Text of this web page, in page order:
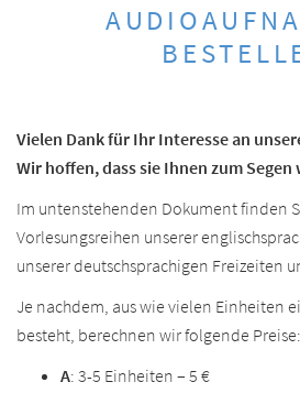
Vielen Dank für Ihr Interesse an
Wir hoffen, dass sie Ihnen zum Segen
Im untenstehenden Dokument finden
Vorlesungsreihen unserer
unserer deutschsprachigen Freizeiten
Je nachdem, aus wie vielen Einheiten
besteht, berechnen wir folgende Preise:
A: 3-5 Einheiten – 5 €